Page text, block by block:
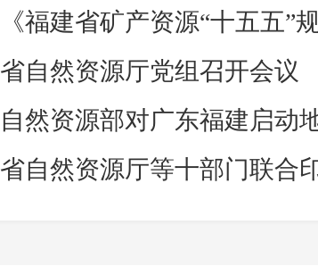
省自然资源厅党组理论学习中心
《福建省矿产资源“十五五”规划》
省自然资源厅党组召开会议
自然资源部对广东福建启动地质灾害
省自然资源厅等十部门联合印发《进一步打击非法违法采